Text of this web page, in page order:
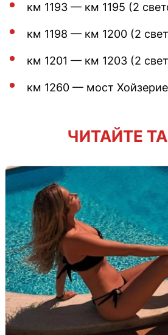
км 1193 — км 1195 (2
км 1198 — км 1200 (2
км 1201 — км 1203 (2
км 1260 — мост
ЧИТАЙТЕ